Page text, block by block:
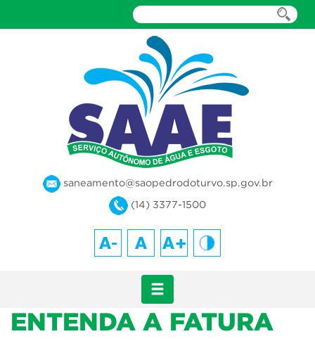
saneamento@saopedrodoturvo.sp.gov.br
(14) 3377-1500
ENTENDA A FATURA